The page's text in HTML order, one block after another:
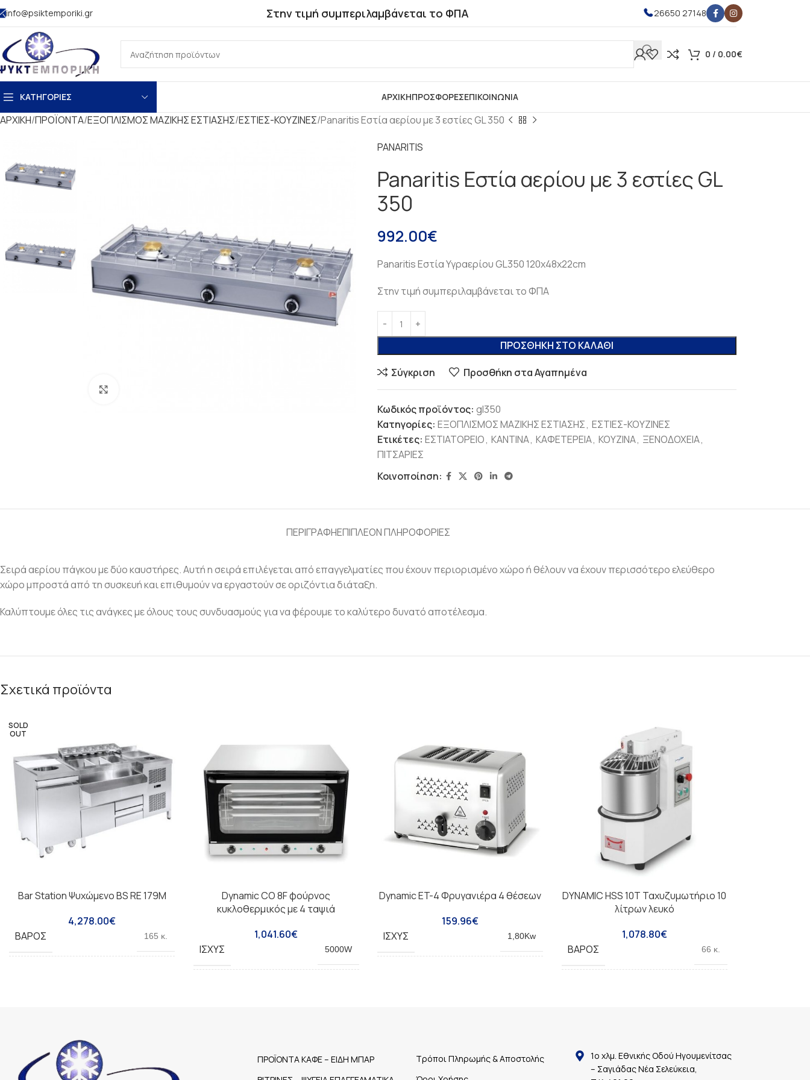
info@psiktemporiki.gr Στην τιμή συμπεριλαμβάνεται το ΦΠΑ 26650 27148
0 / 0.00€
ΚΑΤΗΓΟΡΙΕΣ ΑΡΧΙΚΗΠΡΟΣΦΟΡΕΣΕΠΙΚΟΙΝΩΝΙΑ
ΑΡΧΙΚΗ ΠΡΟΪΟΝΤΑ ΕΞΟΠΛΙΣΜΟΣ ΜΑΖΙΚΗΣ ΕΣΤΙΑΣΗΣ ΕΣΤΙΕΣ-ΚΟΥΖΙΝΕΣ Panaritis Εστία αερίου με 3 εστίες GL 350
PANARITIS
Panaritis Εστία αερίου με 3 εστίες GL
350
992.00€
Panaritis Εστία Υγραερίου GL350 120x48x22cm
Στην τιμή συμπεριλαμβάνεται το ΦΠΑ
ΠΡΟΣΘΉΚΗ ΣΤΟ ΚΑΛΆΘΙ
Σύγκριση Προσθήκη στα Αγαπημένα
Κωδικός προϊόντος: gl350
Κατηγορίες: ΕΞΟΠΛΙΣΜΟΣ ΜΑΖΙΚΗΣ ΕΣΤΙΑΣΗΣ, ΕΣΤΙΕΣ-ΚΟΥΖΙΝΕΣ
Ετικέτες: ΕΣΤΙΑΤΟΡΕΙΟ, ΚΑΝΤΙΝΑ, ΚΑΦΕΤΕΡΕΙΑ, ΚΟΥΖΙΝΑ, ΞΕΝΟΔΟΧΕΙΑ,
ΠΙΤΣΑΡΙΕΣ
Κοινοποίηση:
ΠΕΡΙΓΡΑΦΉΕΠΙΠΛΈΟΝ ΠΛΗΡΟΦΟΡΊΕΣ
Σειρά αερίου πάγκου με δύο καυστήρες. Αυτή η σειρά επιλέγεται από επαγγελματίες που έχουν περιορισμένο χώρο ή θέλουν να έχουν περισσότερο ελεύθερο
χώρο μπροστά από τη συσκευή και επιθυμούν να εργαστούν σε οριζόντια διάταξη.
Καλύπτουμε όλες τις ανάγκες με όλους τους συνδυασμούς για να φέρουμε το καλύτερο δυνατό αποτέλεσμα.
Σχετικά προϊόντα
SOLD
OUT
Bar Station Ψυχώμενο BS RE 179M
4,278.00€
ΒΆΡΟΣ
165 κ.
ΕΛΆΧΙΣΤΗ ΘΕΡΜΟΚΡΑΣΊΑ © -1
Dynamic CO 8F φούρνος
κυκλοθερμικός με 4 ταψιά
1,041.60€
ΙΣΧΎΣ
5000W
Dynamic ET-4 Φρυγανιέρα 4 θέσεων
159.96€
ΙΣΧΎΣ
1,80Kw
DYNAMIC HSS 10T Ταχυζυμωτήριο 10
λίτρων λευκό
1,078.80€
ΒΆΡΟΣ
66 κ.
ΔΙΑΣΤΆΣΕΙΣ 576x312x586mm
ΠΡΟΪΟΝΤΑ ΚΑΦΕ – ΕΙΔΗ ΜΠΑΡ
Τρόποι Πληρωμής & Αποστολής
1ο χλμ. Εθνικής Οδού Ηγουμενίτσας
– Σαγιάδας Νέα Σελεύκεια,